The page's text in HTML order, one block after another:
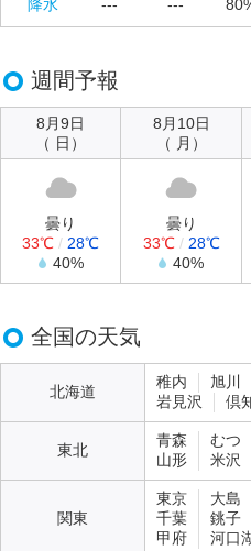
降水
--- ---
週間予報
8月9日
（ 日）
8月10日
（ 月）
曇り
33℃ / 28℃
40%
曇り
33℃/ 28℃
40%
全国の天気
北海道
稚内 旭川
岩見沢
倶
東北
青森 むつ
山形
米沢
関東
東京 大島
千葉
銚子
甲府
河口